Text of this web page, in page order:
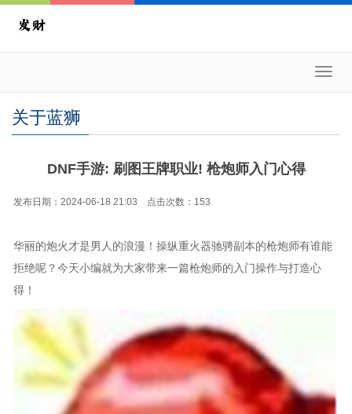
关于蓝狮
DNF手游: 刷图王牌职业! 枪炮师入门心得
发布日期：2024-06-18 21:03 点击次数：153
华丽的炮火才是男人的浪漫！操纵重火器驰骋副本的枪炮师有谁能
拒绝呢？今天小编就为大家带来一篇枪炮师的入门操作与打造心
得！